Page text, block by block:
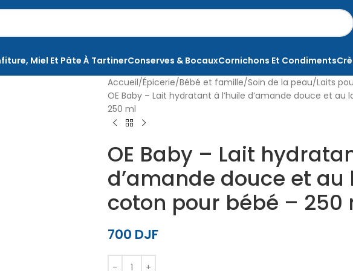
Miel Et Pâte À TartinerConserves & BocauxCornichons Et Condiments
Accueil Épicerie Bébé et famille Soin de la peau Laits
OE Baby – Lait hydratant à l’huile d’amande douce et
250 ml
OE Baby – Lait
d’amande douce et au
coton pour bébé – 250
700 DJF